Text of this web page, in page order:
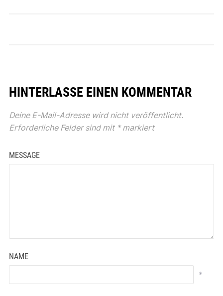
HINTERLASSE EINEN KOMMENTAR
Deine E-Mail-Adresse wird nicht veröffentlicht.
Erforderliche Felder sind mit *markiert
MESSAGE
NAME
*